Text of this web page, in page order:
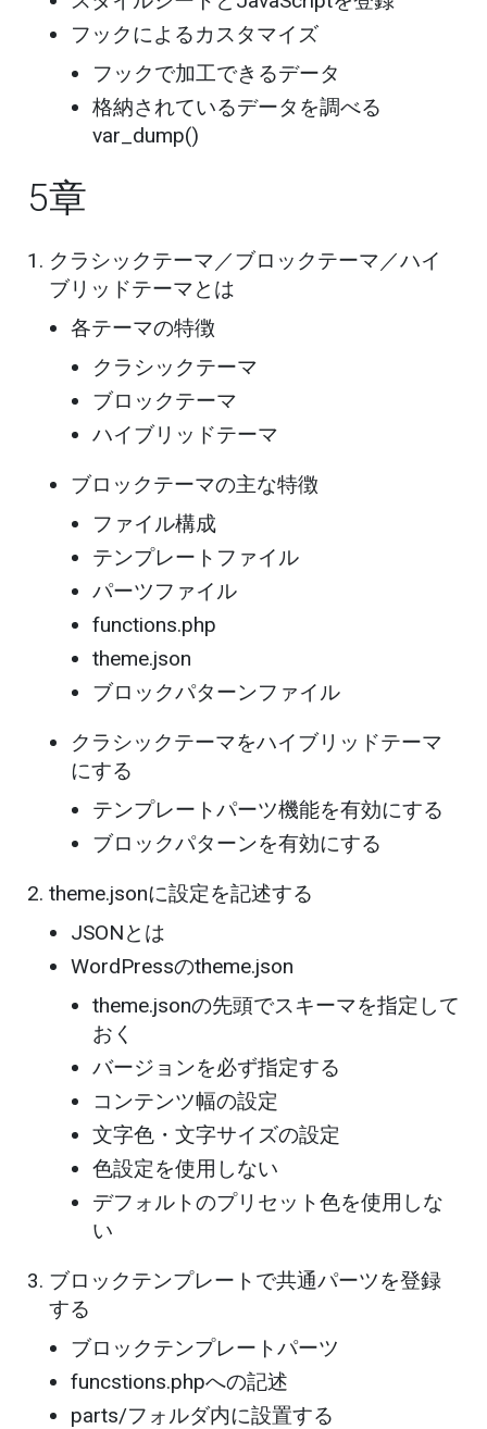
フックによるカスタマイズ
フックで加工できるデータ
格納されているデータを調べる
var_dump()
5章
クラシックテーマ／ブロックテーマ／ハイ
ブリッドテーマとは
各テーマの特徴
クラシックテーマ
ブロックテーマ
ハイブリッドテーマ
ブロックテーマの主な特徴
ファイル構成
テンプレートファイル
パーツファイル
functions.php
theme.json
ブロックパターンファイル
クラシックテーマをハイブリッドテーマ
にする
テンプレートパーツ機能を有効にする
ブロックパターンを有効にする
theme.jsonに設定を記述する
JSONとは
WordPressのtheme.json
theme.jsonの先頭でスキーマを指定して
おく
バージョンを必ず指定する
コンテンツ幅の設定
文字色・文字サイズの設定
色設定を使用しない
デフォルトのプリセット色を使用しな
い
ブロックテンプレートで共通パーツを登録
する
ブロックテンプレートパーツ
funcstions.phpへの記述
parts/フォルダ内に設置する